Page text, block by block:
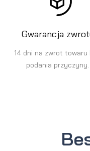
Gwarancja
14 dni na zwrot towaru
podania przyczyny.